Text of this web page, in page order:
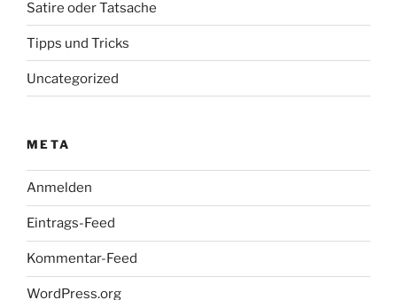
Satire oder Tatsache
Tipps und Tricks
Uncategorized
META
Anmelden
Eintrags-Feed
Kommentar-Feed
WordPress.org